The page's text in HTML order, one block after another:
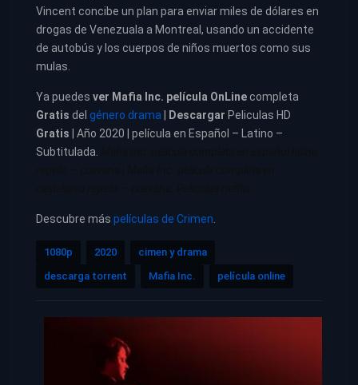
Vincent concibe un plan para enviar miles de dólares en
drogas de Venezuala a Montreal, usando un accidente
de autobús y los cuerpos de niños muertos como sus
mulas.
Ya puedes ver Mafia Inc. película OnLinecompleta
Gratis del género drama Descargar Peliculas HD
Gratis | Año 2020 | película en Español – Latino –
Subtitulada.
Descubre más películas de Crimen
1080p 2020
cimen y drama
descarga torrent
Mafia Inc. película online